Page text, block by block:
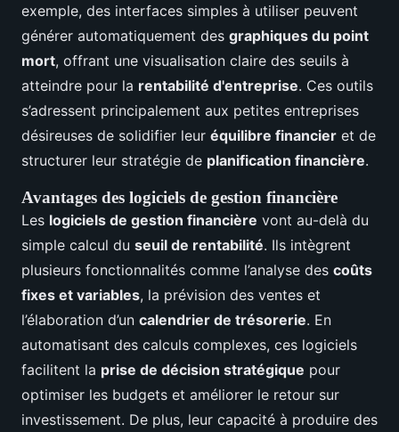
exemple, des interfaces simples à utiliser peuvent
générer automatiquement des graphiques du point
mort, offrant une visualisation claire des seuils à
atteindre pour la rentabilité d'entreprise. Ces outils
s’adressent principalement aux petites entreprises
désireuses de solidifier leur équilibre financier et de
structurer leur stratégie de planification financière.
Avantages des logiciels de gestion financière
Les logiciels de gestion financière vont au-delà du
simple calcul du seuil de rentabilité. Ils intègrent
plusieurs fonctionnalités comme l’analyse des coûts
fixes et variables, la prévision des ventes et
l’élaboration d’un calendrier de trésorerie. En
automatisant des calculs complexes, ces logiciels
facilitent la prise de décision stratégique pour
optimiser les budgets et améliorer le retour sur
investissement. De plus, leur capacité à produire des